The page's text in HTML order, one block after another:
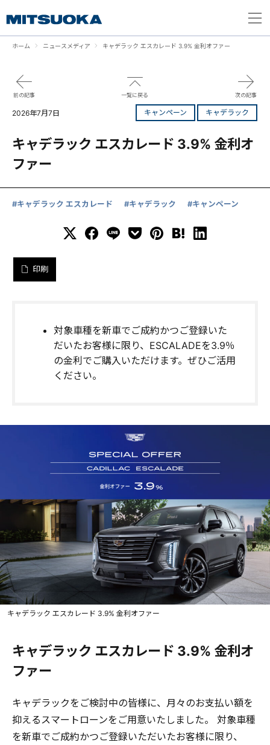
ホーム ニュースメディア キャデラック エスカレード 3.9% 金利オファー
前の記事 一覧に戻る 次の記事
2026年7月7日 キャンペーン キャデラック
キャデラック エスカレード 3.9% 金利オ
ファー
#キャデラック エスカレード #キャデラック #キャンペーン
印刷
対象車種を新車でご成約かつご登録いた
だいたお客様に限り、ESCALADEを3.9％
の金利でご購入いただけます。ぜひご活用
ください。
キャデラック エスカレード 3.9% 金利オファー
キャデラック エスカレード 3.9% 金利オ
ファー
キャデラックをご検討中の皆様に、月々のお支払い額を
抑えるスマートローンをご用意いたしました。 対象車種
を新車でご成約かつご登録いただいたお客様に限り、